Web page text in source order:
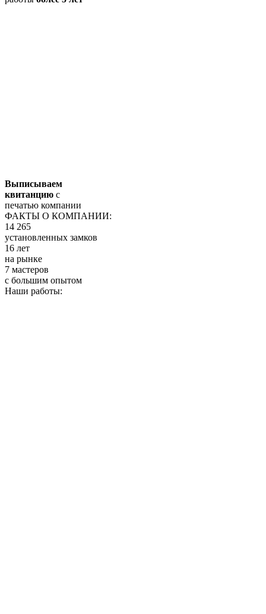
Выписываем
квитанцию с
печатью компании
ФАКТЫ О КОМПАНИИ:
14 265
установленных замков
16 лет
на рынке
7 мастеров
с большим опытом
Наши работы: